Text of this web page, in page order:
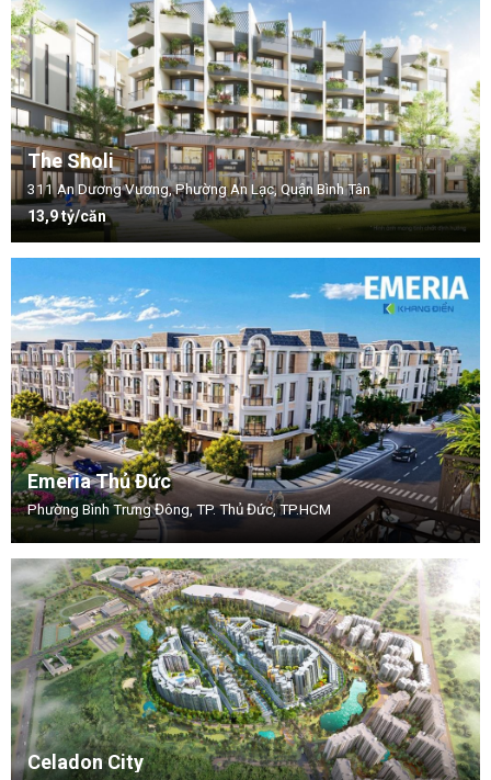
The Sholi
311 An Dương Vương, Phường An Lạc, Quận Bình Tân
13,9 tỷ/căn
Emeria Thủ Đức
Phường Bình Trưng Đông, TP. Thủ Đức, TP.HCM
Celadon City